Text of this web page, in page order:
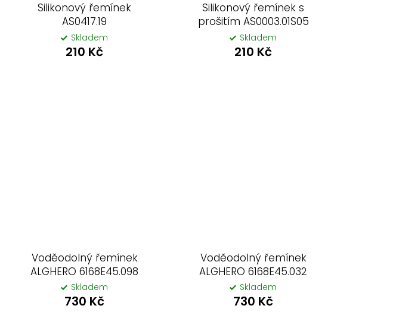
Silikonový řemínek
AS0417.19
Skladem
210 Kč
Silikonový řemínek s
prošitím AS0003.01S05
Skladem
210 Kč
Voděodolný řemínek
ALGHERO 6168E45.098
Skladem
730 Kč
Voděodolný řemínek
ALGHERO 6168E45.032
Skladem
730 Kč